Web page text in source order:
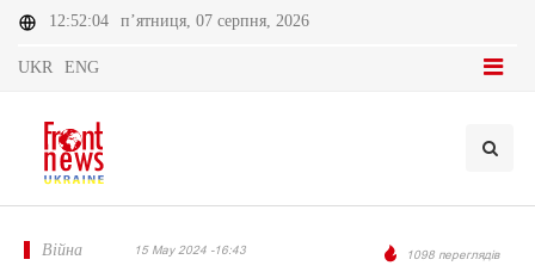
12:52:04 п’ятниця, 07 серпня, 2026
UKR ENG
Війна 15 May 2024 -16:43 1098 переглядів